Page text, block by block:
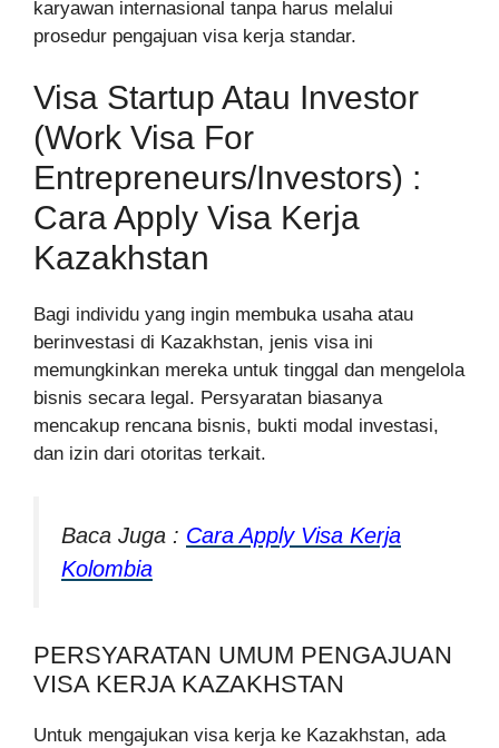
karyawan internasional tanpa harus melalui
prosedur pengajuan visa kerja standar.
Visa Startup Atau Investor
(Work Visa For
Entrepreneurs/Investors) :
Cara Apply Visa Kerja
Kazakhstan
Bagi individu yang ingin membuka usaha atau
berinvestasi di Kazakhstan, jenis visa ini
memungkinkan mereka untuk tinggal dan mengelola
bisnis secara legal. Persyaratan biasanya
mencakup rencana bisnis, bukti modal investasi,
dan izin dari otoritas terkait.
Baca Juga : Cara Apply Visa Kerja
Kolombia
PERSYARATAN UMUM PENGAJUAN
VISA KERJA KAZAKHSTAN
Untuk mengajukan visa kerja ke Kazakhstan, ada